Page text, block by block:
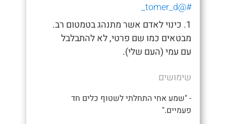
#@tomer_d_
1. כינוי לאדם אשר מתנהג בטמטום רב.
מבטאים כמו שם פרטי, לא להתבלבל
עם עמי (העם שלי).
שימושים
- "שמע אחי התחלתי לשטוף כלים חד
פעמיים."